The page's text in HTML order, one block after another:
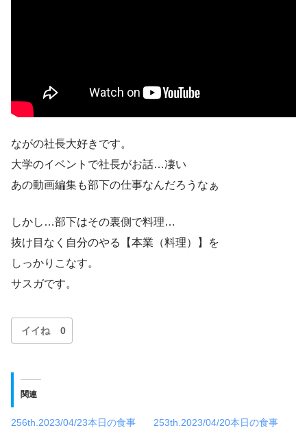
ながの社長大好きです。
大学のイベントで社長がお話…凄い
あの動画編集も部下の仕事なんだろうなぁ
しかし…部下はその裏側で料理…
抜け目なく自分のやる【本業（料理）】を
しっかりこなす。
サスガです。
イイね 0
関連
256th.2023/04/23本日の食事
253th.2023/04/20本日の食事